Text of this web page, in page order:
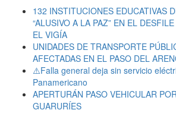
132 INSTITUCIONES EDUCATIVAS
“ALUSIVO A LA PAZ” EN EL
EL VIGÍA
UNIDADES DE TRANSPORTE
AFECTADAS EN EL PASO DEL
⚠️Falla general deja sin servicio
Panamericano
APERTURÁN PASO VEHICULAR
GUARURÍES